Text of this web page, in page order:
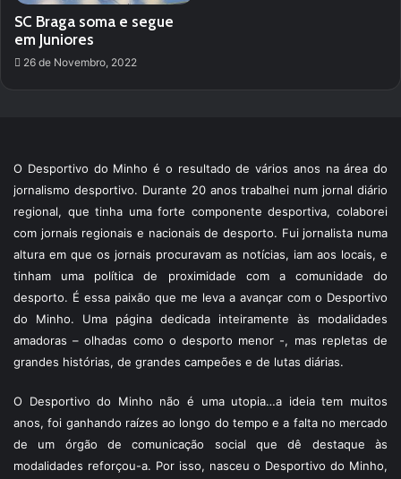
SC Braga soma e segue
em Juniores
26 de Novembro, 2022
O Desportivo do Minho é o resultado de vários anos na área do
jornalismo desportivo. Durante 20 anos trabalhei num jornal diário
regional, que tinha uma forte componente desportiva, colaborei
com jornais regionais e nacionais de desporto. Fui jornalista numa
altura em que os jornais procuravam as notícias, iam aos locais, e
tinham uma política de proximidade com a comunidade do
desporto. É essa paixão que me leva a avançar com o Desportivo
do Minho. Uma página dedicada inteiramente às modalidades
amadoras – olhadas como o desporto menor -, mas repletas de
grandes histórias, de grandes campeões e de lutas diárias.
O Desportivo do Minho não é uma utopia…a ideia tem muitos
anos, foi ganhando raízes ao longo do tempo e a falta no mercado
de um órgão de comunicação social que dê destaque às
modalidades reforçou-a. Por isso, nasceu o Desportivo do Minho,